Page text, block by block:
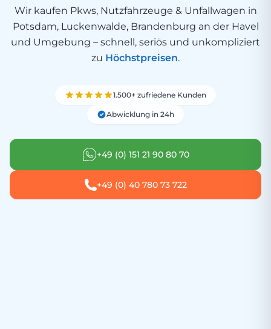
Wir kaufen Pkws, Nutzfahrzeuge & Unfallwagen in
Potsdam, Luckenwalde, Brandenburg an der Havel
und Umgebung – schnell, seriös und unkompliziert
zu Höchstpreisen.
1.500+ zufriedene Kunden
Abwicklung in 24h
+49 (0) 151 21 90 80 70
+49 (0) 40 780 73 722